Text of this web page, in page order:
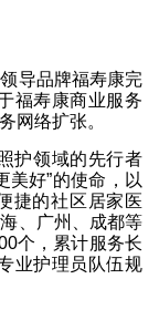
导品牌福寿康完
福寿康商业服务
网络扩张。
护领域的先行者
美好”的使命，以
捷的社区居家医
、广州、成都等
个，累计服务长
业护理员队伍规